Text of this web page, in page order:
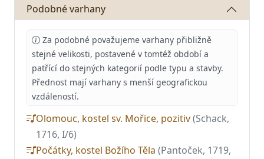
Podobné varhany
Za podobné považujeme varhany přibližně
stejné velikosti, postavené v tomtéž období a
patřící do stejných kategorií podle typu a stavby.
Přednost mají varhany s menší geografickou
vzdáleností.
Olomouc, kostel sv. Mořice, pozitiv(Schack,
1716, I/6)
Počátky, kostel Božího Těla (Pantoček, 1719,